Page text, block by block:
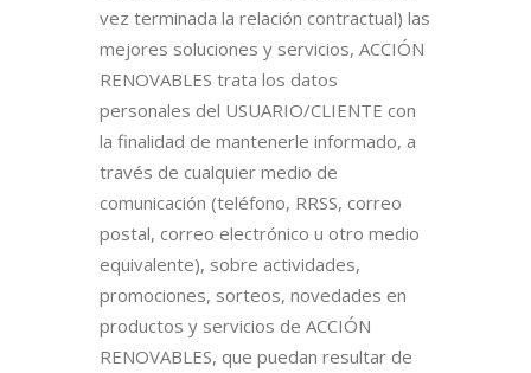
vez terminada la relación contractual) las
mejores soluciones y servicios, ACCIÓN
RENOVABLES trata los datos
personales del USUARIO/CLIENTE con
la finalidad de mantenerle informado, a
través de cualquier medio de
comunicación (teléfono, RRSS, correo
postal, correo electrónico u otro medio
equivalente), sobre actividades,
promociones, sorteos, novedades en
productos y servicios de ACCIÓN
RENOVABLES, que puedan resultar de